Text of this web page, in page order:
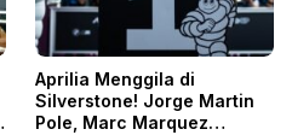
Aprilia Menggila di
Silverstone! Jorge Martin
Pole, Marc Marquez